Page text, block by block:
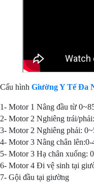
Cấu hình Giường Y Tế Đa
1- Motor 1 Nâng đầu từ
2- Motor 2 Nghiêng trái/
3- Motor 2 Nghiêng phải:
4- Motor 3 Nâng chân lên:0-
5- Motor 3 Hạ chân xuống:
6- Motor 4 Đi vệ sinh tại
7- Gội đầu tại giường